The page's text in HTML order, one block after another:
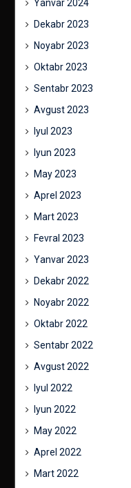
Yanvar 2024
Dekabr 2023
Noyabr 2023
Oktabr 2023
Sentabr 2023
Avgust 2023
Iyul 2023
Iyun 2023
May 2023
Aprel 2023
Mart 2023
Fevral 2023
Yanvar 2023
Dekabr 2022
Noyabr 2022
Oktabr 2022
Sentabr 2022
Avgust 2022
Iyul 2022
Iyun 2022
May 2022
Aprel 2022
Mart 2022